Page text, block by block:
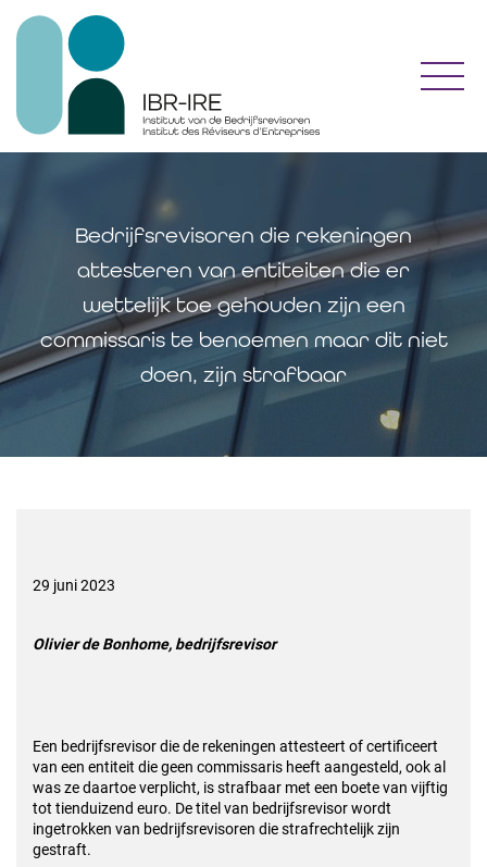
Bedrijfsrevisoren die rekeningen
attesteren van entiteiten die er
wettelijk toe gehouden zijn een
commissaris te benoemen maar dit niet
doen, zijn strafbaar
29 juni 2023
Olivier de Bonhome, bedrijfsrevisor
Een bedrijfsrevisor die de rekeningen attesteert of certificeert
van een entiteit die geen commissaris heeft aangesteld, ook al
was ze daartoe verplicht, is strafbaar met een boete van vijftig
tot tienduizend euro. De titel van bedrijfsrevisor wordt
ingetrokken van bedrijfsrevisoren die strafrechtelijk zijn
gestraft.